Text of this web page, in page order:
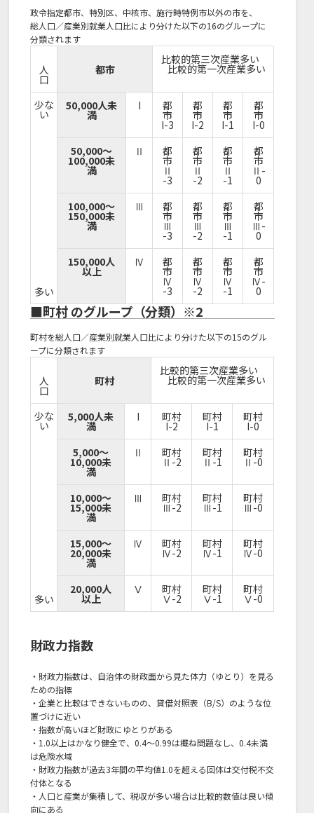
政令指定都市、特別区、中核市、施行時特例市以外の市を、
総人口／産業別就業人口比により分けた以下の16のグループに
分類されます
人
口
都市
比較的第三次産業多い
比較的第一次産業多い
少な
い
多い
50,000人未
満
I 都
市
I-3
都
市
I-2
都
市
I-1
都
市
I-0
50,000～
100,000未
満
Ⅱ 都
市
Ⅱ
-3
都
市
Ⅱ
-2
都
市
Ⅱ
-1
都
市
Ⅱ-
0
100,000～
150,000未
満
Ⅲ 都
市
Ⅲ
-3
都
市
Ⅲ
-2
都
市
Ⅲ
-1
都
市
Ⅲ-
0
150,000人
以上
Ⅳ 都
市
Ⅳ
-3
都
市
Ⅳ
-2
都
市
Ⅳ
-1
都
市
Ⅳ-
0
■町村 のグループ（分類）※2
町村を総人口／産業別就業人口比により分けた以下の15のグル
ープに分類されます
人
口
町村
比較的第三次産業多い
比較的第一次産業多い
少な
い
多い
5,000人未
満
I 町村
I-2
町村
I-1
町村
I-0
5,000～
10,000未
満
Ⅱ 町村
Ⅱ-2
町村
Ⅱ-1
町村
Ⅱ-0
10,000～
15,000未
満
Ⅲ 町村
Ⅲ-2
町村
Ⅲ-1
町村
Ⅲ-0
15,000～
20,000未
満
Ⅳ 町村
Ⅳ-2
町村
Ⅳ-1
町村
Ⅳ-0
20,000人
以上
Ⅴ 町村
Ⅴ-2
町村
Ⅴ-1
町村
Ⅴ-0
財政力指数
・財政力指数は、自治体の財政面から見た体力（ゆとり）を見る
ための指標
・企業と比較はできないものの、貸借対照表（B/S）のような位
置づけに近い
・指数が高いほど財政にゆとりがある
・1.0以上はかなり健全で、0.4～0.99は概ね問題なし、0.4未満
は危険水域
・財政力指数が過去3年間の平均値1.0を超える回体は交付税不交
付体となる
・人口と産業が集積して、税収が多い場合は比較的数値は良い傾
向にある